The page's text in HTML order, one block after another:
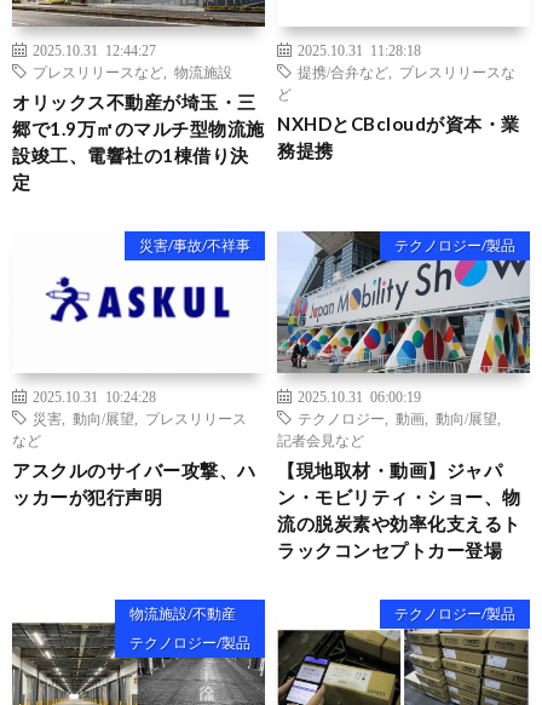
2025.10.31 12:44:27
プレスリリースなど
物流施設
オリックス不動産が埼玉・三
郷で1.9万㎡のマルチ型物流施
設竣工、電響社の1棟借り決
定
2025.10.31 11:28:18
提携/合弁など
プレスリリースな
ど
NXHDとCBcloudが資本・業
務提携
災害/事故/不祥事
2025.10.31 10:24:28
災害
動向/展望
プレスリリース
など
アスクルのサイバー攻撃、ハ
ッカーが犯行声明
テクノロジー/製品
2025.10.31 06:00:19
テクノロジー
動画 動向/展望
記者会見など
【現地取材・動画】ジャパ
ン・モビリティ・ショー、物
流の脱炭素や効率化支えるト
ラックコンセプトカー登場
物流施設/不動産
テクノロジー/製品
テクノロジー/製品